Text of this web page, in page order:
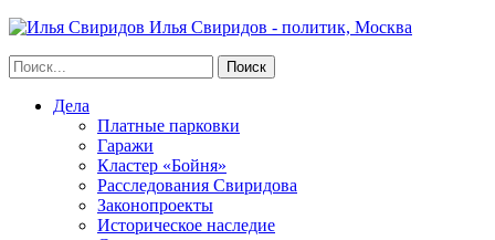
Илья Свиридов - политик, Москва
Дела
Платные парковки
Гаражи
Кластер «Бойня»
Расследования Свиридова
Законопроекты
Историческое наследие